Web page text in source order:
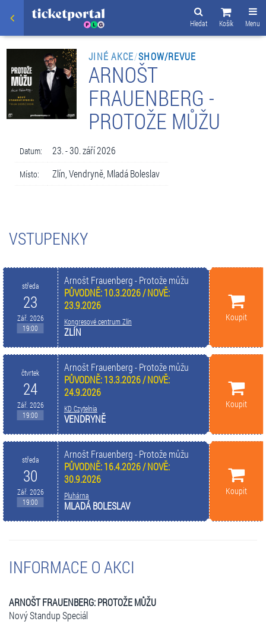
Menu
Košík
Hledat
JINÉ AKCE/SHOW/REVUE
ARNOŠT
FRAUENBERG -
PROTOŽE MŮŽU
Datum: 23. - 30. září 2026
Místo: Zlín, Vendryně, Mladá Boleslav
VSTUPENKY
středa
23
Zář. 2026
19:00
Arnošt Frauenberg - Protože můžu
PŮVODNĚ: 10.3.2026 / NOVĚ:
23.9.2026
Kongresové centrum Zlín
ZLÍN
Koupit
čtvrtek
24
Zář. 2026
19:00
Arnošt Frauenberg - Protože můžu
PŮVODNĚ: 13.3.2026 / NOVĚ:
24.9.2026
KD Czytelnia
VENDRYNĚ
Koupit
středa
30
Zář. 2026
19:00
Arnošt Frauenberg - Protože můžu
PŮVODNĚ: 16.4.2026 / NOVĚ:
30.9.2026
Pluhárna
MLADÁ BOLESLAV
Koupit
INFORMACE O AKCI
ARNOŠT FRAUENBERG: PROTOŽE MŮŽU
Nový Standup Speciál